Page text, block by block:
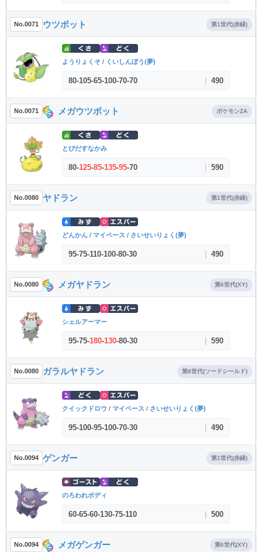
No.0071 ウツボット 第1世代(赤緑)
ようりょくそ / くいしんぼう(夢)
80-105-65-100-70-70 490
No.0071 メガウツボット ポケモンZA
とびだすなかみ
80-125-85-135-95-70 590
No.0080 ヤドラン 第1世代(赤緑)
どんかん / マイペース / さいせいりょく(夢)
95-75-110-100-80-30 490
No.0080 メガヤドラン 第6世代(XY)
シェルアーマー
95-75-180-130-80-30 590
No.0080 ガラルヤドラン 第8世代(ソードシールド)
クイックドロウ / マイペース / さいせいりょく(夢)
95-100-95-100-70-30 490
No.0094 ゲンガー 第1世代(赤緑)
のろわれボディ
60-65-60-130-75-110 500
No.0094 メガゲンガー 第6世代(XY)